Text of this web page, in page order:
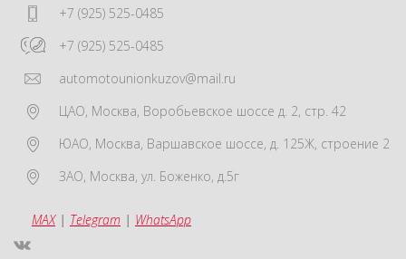
+7 (925) 525-0485
+7 (925) 525-0485
automotounionkuzov@mail.ru
ЦАО, Москва, Воробьевское шоссе д. 2, стр. 42
ЮАО, Москва, Варшавское шоссе, д. 125Ж, строение 2
ЗАО, Москва, ул. Боженко, д.5г
MAX| Telegram | WhatsApp